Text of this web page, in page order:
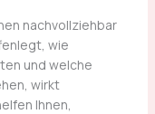
nachvollziehbar
wie
und welche
wirkt
Ihnen,